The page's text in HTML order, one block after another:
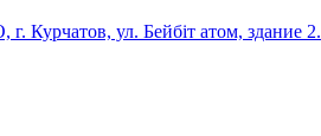
Курчатов, ул. Бейбіт атом, здание 2.